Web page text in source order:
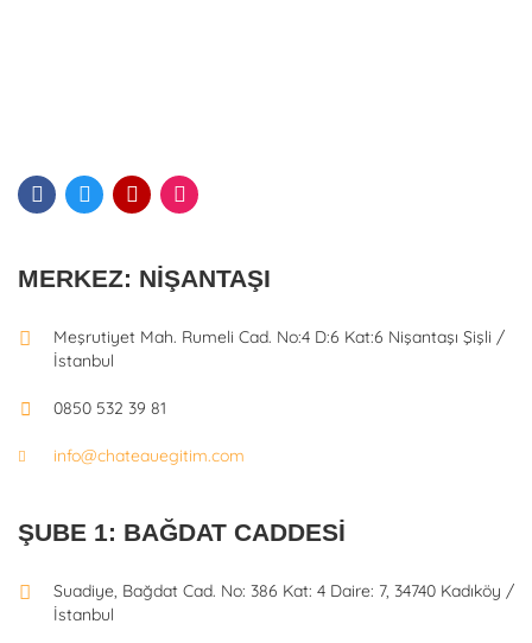
MERKEZ: NIŞANTAŞI
Meşrutiyet Mah. Rumeli Cad. No:4 D:6 Kat:6 Nişantaşı Şişli /
İstanbul
0850 532 39 81
info@chateauegitim.com
ŞUBE 1: BAĞDAT CADDESI
Suadiye, Bağdat Cad. No: 386 Kat: 4 Daire: 7, 34740 Kadıköy /
İstanbul